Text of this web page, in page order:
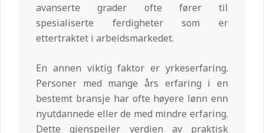
avanserte grader ofte fører til
spesialiserte ferdigheter som er
ettertraktet i arbeidsmarkedet.
En annen viktig faktor er yrkeserfaring.
Personer med mange års erfaring i en
bestemt bransje har ofte høyere lønn enn
nyutdannede eller de med mindre erfaring.
Dette gjenspeiler verdien av praktisk